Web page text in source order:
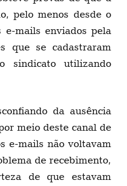
pelo menos desde o
mails enviados pela
que se cadastraram
sindicato utilizando
da ausência
meio deste canal de
e-mails não voltavam
de recebimento,
de que estavam